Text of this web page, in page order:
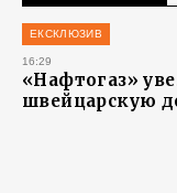
ЕКСКЛЮЗИВ
16:29
«Нафтогаз»
швейцарскую